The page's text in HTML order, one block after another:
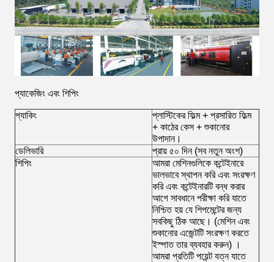
প্যাকেজিং এবং শিপিং
প্যাকিং
প্লাস্টিকের ফিল্ম + প্রসারিত ফিল্ম
+ কাঠের কেস + শুকানোর
উপাদান।
ডেলিভারি
প্রায় ৫০ দিন (সব নতুন অংশ)
শিপিং
আমরা মেশিনগুলিকে কন্টেইনারে
ভালভাবে স্থাপন করি এবং সংরক্ষণ
করি এবং কন্টেইনারটি বন্ধ করার
আগে সাবধানে পরীক্ষা করি যাতে
নিশ্চিত হয় যে শিপমেন্টের জন্য
সবকিছু ঠিক আছে। (মেশিন এবং
শুকানোর এজেন্টটি সংরক্ষণ করতে
ইস্পাত তার ব্যবহার করুন) ।
আমরা প্রতিটি পয়েন্ট যত্ন যাতে